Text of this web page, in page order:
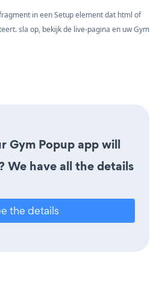
in een Setup element dat html of
sla op, bekijk de live-pagina en uw Gym
Gym Popup app will
We have all the details
the details